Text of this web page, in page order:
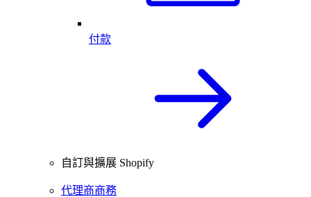
付款
自訂與擴展 Shopify
代理商商務